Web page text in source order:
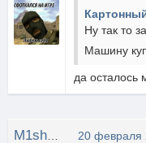
Ну так то за
Машину
да осталось
20 февраля